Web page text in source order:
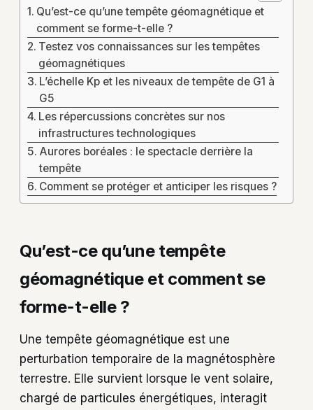
Qu’est-ce qu’une tempête géomagnétique et
comment se forme-t-elle ?
Testez vos connaissances sur les tempêtes
géomagnétiques
L’échelle Kp et les niveaux de tempête de G1 à
G5
Les répercussions concrètes sur nos
infrastructures technologiques
Aurores boréales : le spectacle derrière la
tempête
Comment se protéger et anticiper les risques ?
Qu’est-ce qu’une tempête
géomagnétique et comment se
forme-t-elle ?
Une tempête géomagnétique est une
perturbation temporaire de la magnétosphère
terrestre. Elle survient lorsque le vent solaire,
chargé de particules énergétiques, interagit